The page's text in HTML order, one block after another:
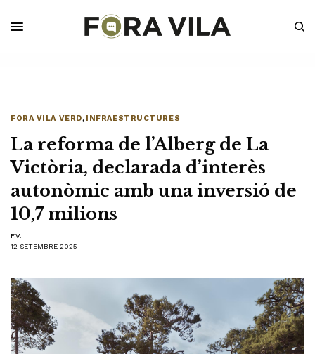
FORA VILA VERD, INFRAESTRUCTURES
La reforma de l’Alberg de La
Victòria, declarada d’interès
autonòmic amb una inversió de
10,7 milions
F.V.
12 SETEMBRE 2025